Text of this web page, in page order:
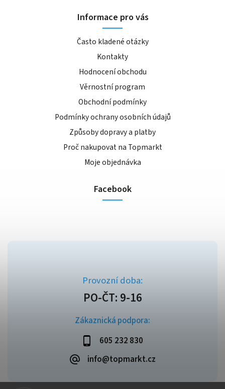
Zákaznická podpora:
605 232 830
info@topmarkt.cz
Informace pro vás
Často kladené otázky
Kontakty
Hodnocení obchodu
Věrnostní program
Obchodní podmínky
Podmínky ochrany osobních údajů
Způsoby dopravy a platby
Proč nakupovat na Topmarkt
Moje objednávka
Facebook